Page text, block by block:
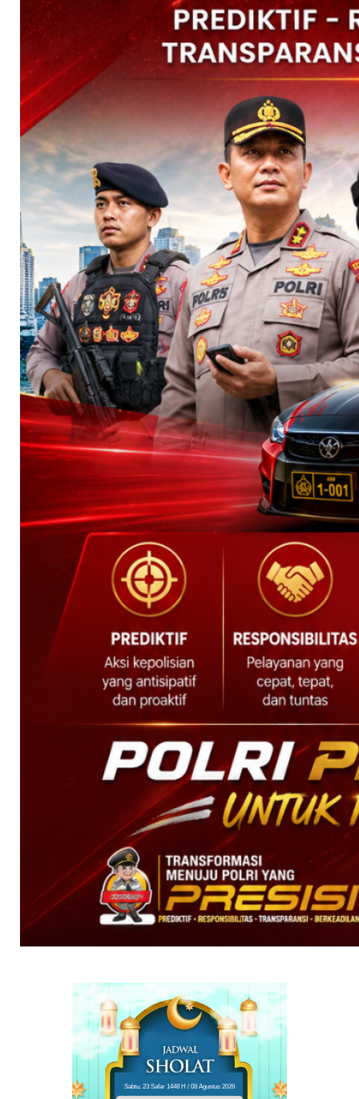
Sabtu, 23 Safar 1448 H / 08 Agustus 2026